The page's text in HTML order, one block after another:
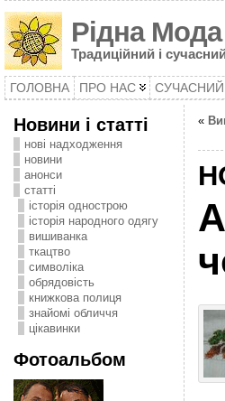
Рідна Мода
Традиційний і
ГОЛОВНА ПРО НАС СУЧАСНИЙ
Новини і статті
нові надходження
новини
анонси
статті
історія однострою
історія народного одягу
вишиванка
ткацтво
символіка
oбрядовість
книжкова полиця
знайомі обличчя
цікавинки
Фотоальбом
«